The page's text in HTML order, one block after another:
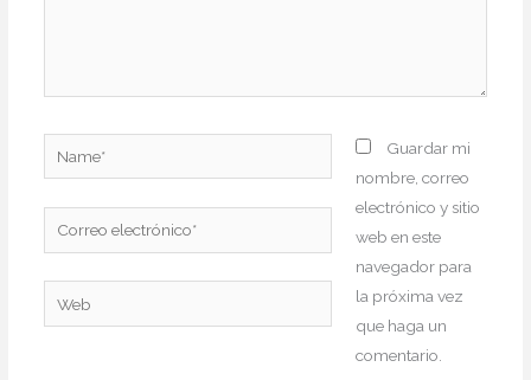
electrónico*
Guardar mi
nombre, correo
electrónico y sitio
web en este
navegador para
la próxima vez
que haga un
comentario.